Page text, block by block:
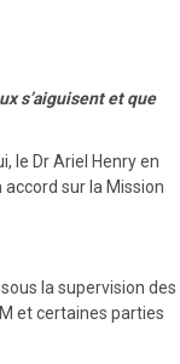
s’aiguisent et que
le Dr Ariel Henry en
sur la Mission
la supervision des
et certaines parties